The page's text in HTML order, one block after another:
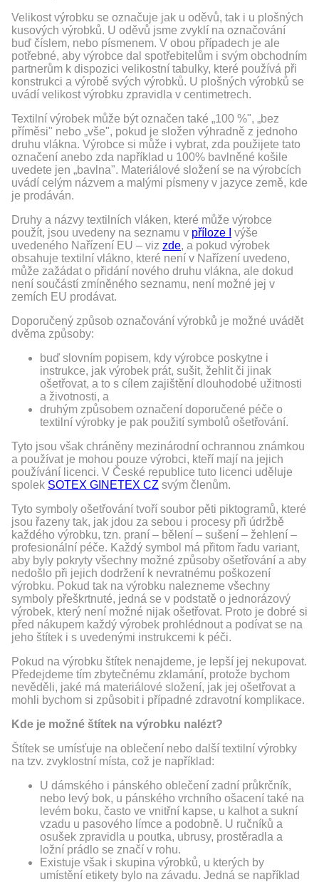
Velikost výrobku se označuje jak u oděvů, tak i u plošných
kusových výrobků. U oděvů jsme zvyklí na označování
buď číslem, nebo písmenem. V obou případech je ale
potřebné, aby výrobce dal spotřebitelům i svým obchodním
partnerům k dispozici velikostní tabulky, které používá při
konstrukci a výrobě svých výrobků. U plošných výrobků se
uvádí velikost výrobku zpravidla v centimetrech.
Textilní výrobek může být označen také „100 %", „bez
příměsi" nebo „vše", pokud je složen výhradně z jednoho
druhu vlákna. Výrobce si může i vybrat, zda použijete tato
označení anebo zda například u 100% bavlněné košile
uvedete jen „bavlna". Materiálové složení se na výrobcích
uvádí celým názvem a malými písmeny v jazyce země, kde
je prodáván.
Druhy a názvy textilních vláken, které může výrobce
použít, jsou uvedeny na seznamu v příloze I
výše
uvedeného Nařízení EU – viz zde, a pokud výrobek
obsahuje textilní vlákno, které není v Nařízení uvedeno,
může zažádat o přidání nového druhu vlákna, ale dokud
není součástí zmíněného seznamu, není možné jej v
zemích EU prodávat.
Doporučený způsob označování výrobků je možné uvádět
dvěma způsoby:
buď slovním popisem, kdy výrobce poskytne i
instrukce, jak výrobek prát, sušit, žehlit či jinak
ošetřovat, a to s cílem zajištění dlouhodobé užitnosti
a životnosti, a
druhým způsobem označení doporučené péče o
textilní výrobky je pak použití symbolů ošetřování.
Tyto jsou však chráněny mezinárodní ochrannou známkou
a používat je mohou pouze výrobci, kteří mají na jejich
používání licenci. V České republice tuto licenci uděluje
spolek SOTEX GINETEX CZ svým členům.
Tyto symboly ošetřování tvoří soubor pěti piktogramů, které
jsou řazeny tak, jak jdou za sebou i procesy při údržbě
každého výrobku, tzn. praní – bělení – sušení – žehlení –
profesionální péče. Každý symbol má přitom řadu variant,
aby byly pokryty všechny možné způsoby ošetřování a aby
nedošlo při jejich dodržení k nevratnému poškození
výrobku. Pokud tak na výrobku nalezneme všechny
symboly přeškrtnuté, jedná se v podstatě o jednorázový
výrobek, který není možné nijak ošetřovat. Proto je dobré si
před nákupem každý výrobek prohlédnout a podívat se na
jeho štítek i s uvedenými instrukcemi k péči.
Pokud na výrobku štítek nenajdeme, je lepší jej nekupovat.
Předejdeme tím zbytečnému zklamání, protože bychom
nevěděli, jaké má materiálové složení, jak jej ošetřovat a
mohli bychom si způsobit i případné zdravotní komplikace.
Kde je možné štítek na výrobku nalézt?
Štítek se umísťuje na oblečení nebo další textilní výrobky
na tzv. zvyklostní místa, což je například:
U dámského i pánského oblečení zadní průkrčník,
nebo levý bok, u pánského vrchního ošacení také na
levém boku, často ve vnitřní kapse, u kalhot a sukní
vzadu u pasového límce a podobně. U ručníků a
osušek zpravidla u poutka, ubrusy, prostěradla a
ložní prádlo se značí v rohu.
Existuje však i skupina výrobků, u kterých by
umístění etikety bylo na závadu. Jedná se například